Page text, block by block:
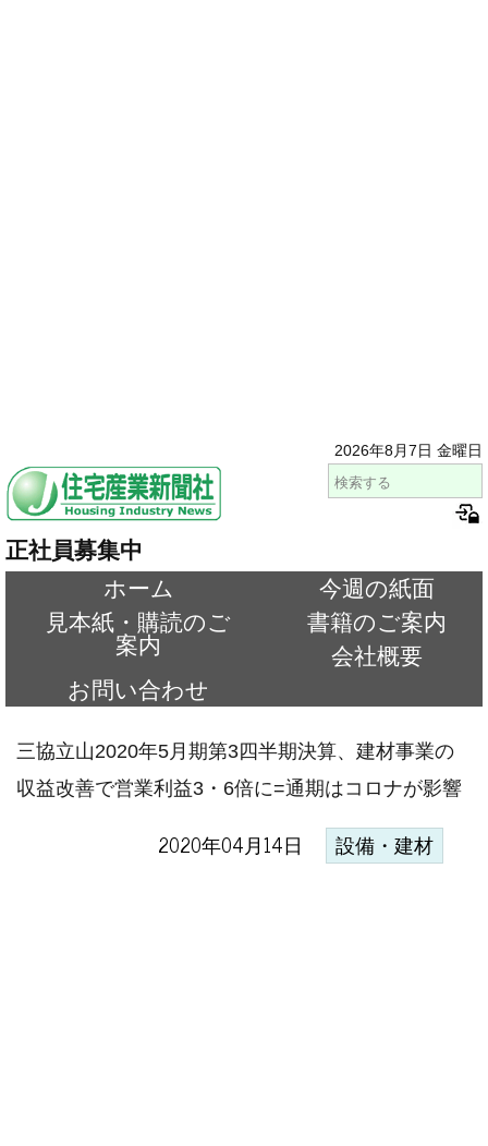
2026年8月7日 金曜日
正社員募集中
ホーム
今週の紙面
見本紙・購読のご
案内
書籍のご案内
会社概要
お問い合わせ
三協立山2020年5月期第3四半期決算、建材事業の
収益改善で営業利益3・6倍に=通期はコロナが影響
2020年04月14日 設備・建材